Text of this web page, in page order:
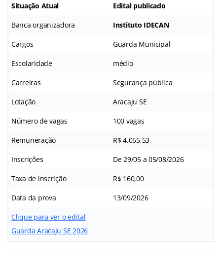
Situação Atual Edital publicado
Banca organizadora Instituto IDECAN
Cargos Guarda Municipal
Escolaridade médio
Carreiras Segurança pública
Lotação Aracaju SE
Número de vagas 100 vagas
Remuneração R$ 4.055,53
Inscrições De 29/05 a 05/08/2026
Taxa de inscrição R$ 160,00
Data da prova 13/09/2026
Clique para ver o edital
Guarda Aracaju SE 2026